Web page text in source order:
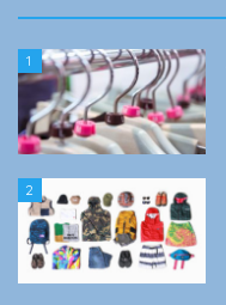
1
2